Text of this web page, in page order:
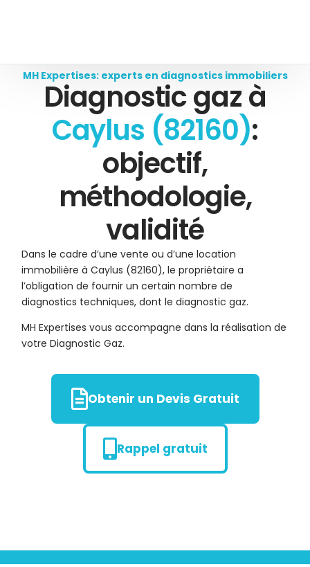
MH Expertises: experts en diagnostics immobiliers
Diagnostic gaz à
Caylus (82160):
objectif,
méthodologie,
validité
Dans le cadre d’une vente ou d’une location
immobilière à Caylus (82160), le propriétaire a
l’obligation de fournir un certain nombre de
diagnostics techniques, dont le diagnostic gaz.
MH Expertises vous accompagne dans la réalisation de
votre Diagnostic Gaz.
Obtenir un Devis Gratuit
Rappel gratuit